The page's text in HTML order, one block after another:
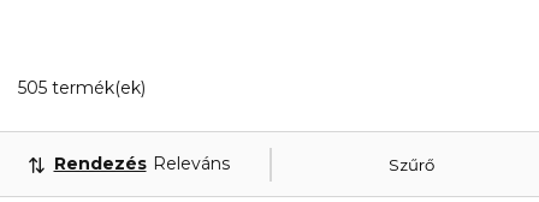
505 termék(ek)
Szűrő
Rendezés Releváns